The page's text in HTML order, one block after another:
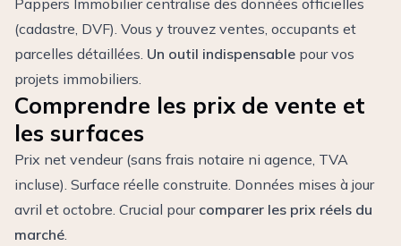
Pappers Immobilier centralise des données officielles
(cadastre, DVF). Vous y trouvez ventes, occupants et
parcelles détaillées. Un outil indispensable pour vos
projets immobiliers.
Comprendre les prix de vente et
les surfaces
Prix net vendeur (sans frais notaire ni agence, TVA
incluse). Surface réelle construite. Données mises à jour
avril et octobre. Crucial pour comparer les prix réels du
marché.